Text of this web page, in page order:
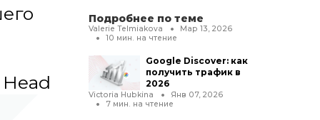
Подробнее по теме
Valerie Telmiakova
Мар 13, 2026
10 мин. на чтение
Google Discover: как
получить трафик в
2026
Victoria Hubkina
Янв 07, 2026
7 мин. на чтение